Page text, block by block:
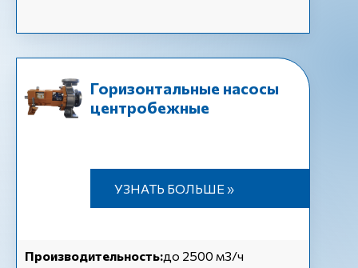
Горизонтальные насосы
центробежные
УЗНАТЬ БОЛЬШЕ »
Производительность:до 2500 м3/ч